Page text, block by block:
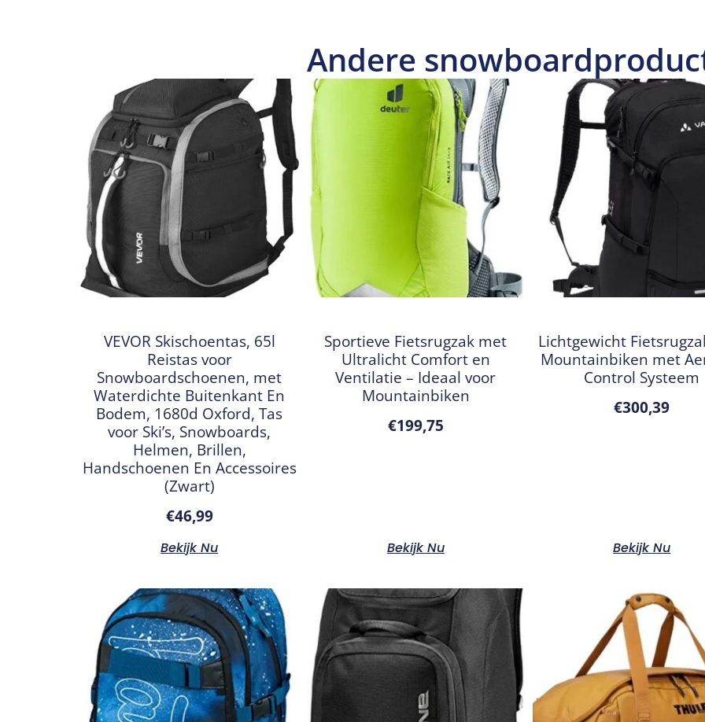
Andere
VEVOR Skischoentas, 65l
Reistas voor
Snowboardschoenen, met
Waterdichte Buitenkant En
Bodem, 1680d Oxford, Tas
voor Ski’s, Snowboards,
Helmen, Brillen,
Handschoenen En Accessoires
(Zwart)
€46,99
Bekijk Nu
Sportieve Fietsrugzak met
Ultralicht Comfort en
Ventilatie – Ideaal voor
Mountainbiken
€199,75
Bekijk Nu
Lichtgewicht
Mountainbiken met
Control Systeem
€300,39
Bekijk Nu